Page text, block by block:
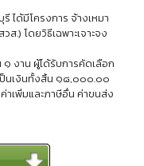
ได้มีโครงการ จ้างเหมา
.) โดยวิธีเฉพาะเจาะจง
๑ งาน ผู้ได้รับการคัดเลือก
นเงินทั้งสิ้น ๑๘,๐๐๐.๐๐
เพิ่มและภาษีอื่น ค่าขนส่ง